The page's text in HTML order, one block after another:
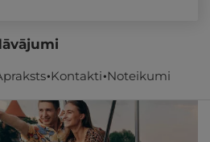
Kontakti Noteikumi